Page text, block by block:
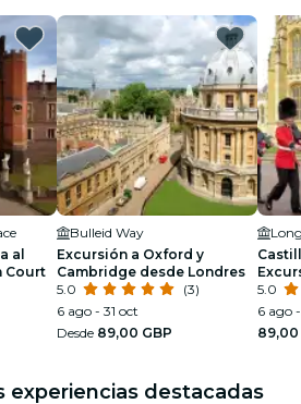
al
Court
Bulleid Way
Excursión a Oxford y
Cambridge desde Londres
5.0
(3)
6 ago - 31 oct
Desde 89,00 GBP
5.0
6 ago
89,00
experiencias destacadas